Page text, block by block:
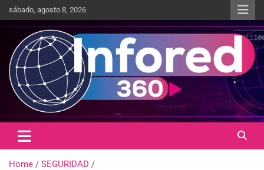
sábado, agosto 8, 2026
infored360.mx
Un giro en la información
Home
SEGURIDAD